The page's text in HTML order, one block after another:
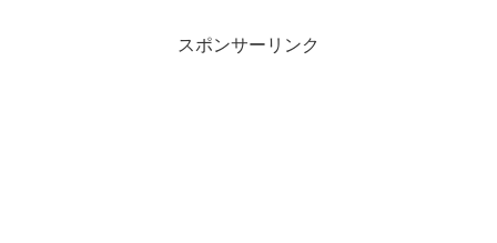
スポンサーリンク